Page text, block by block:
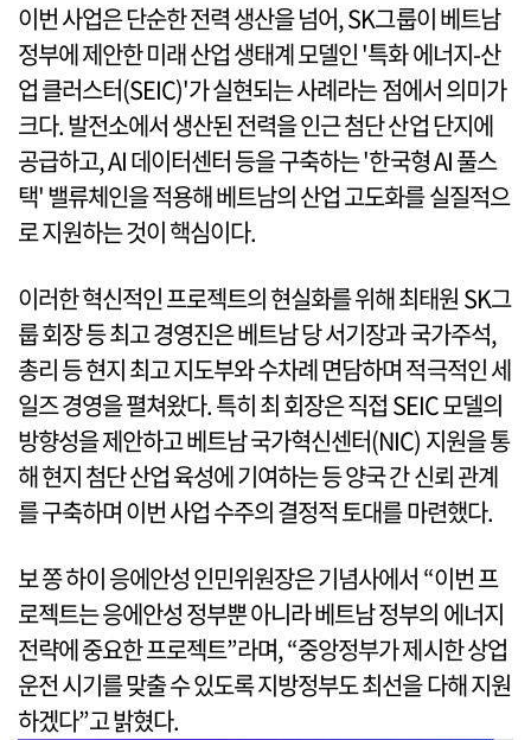
이번 사업은 단순한 전력 생산을 넘어, SK그룹이 베트남
정부에 제안한 미래 산업 생태계 모델인 '특화 에너지-산
업 클러스터(SEIC)'가 실현되는 사례라는 점에서 의미가
크다. 발전소에서 생산된 전력을 인근 첨단 산업 단지에
공급하고, AI 데이터센터 등을 구축하는 '한국형 AI 풀스
택' 밸류체인을 적용해 베트남의 산업 고도화를 실질적으
로 지원하는 것이 핵심이다.
이러한 혁신적인 프로젝트의 현실화를 위해 최태원 SK그
룹 회장 등 최고 경영진은 베트남 당 서기장과 국가주석,
총리 등 현지 최고 지도부와 수차례 면담하며 적극적인 세
일즈 경영을 펼쳐왔다. 특히 최 회장은 직접 SEIC 모델의
방향성을 제안하고 베트남 국가혁신센터(NIC) 지원을 통
해 현지 첨단 산업 육성에 기여하는 등 양국 간 신뢰 관계
를 구축하며 이번 사업 수주의 결정적 토대를 마련했다.
보 쫑 하이 응에안성 인민위원장은 기념사에서 “이번 프
로젝트는 응에안성 정부뿐 아니라 베트남 정부의 에너지
전략에 중요한 프로젝트”라며, “중앙정부가 제시한 상업
운전 시기를 맞출 수 있도록 지방정부도 최선을 다해 지원
하겠다”고 밝혔다.